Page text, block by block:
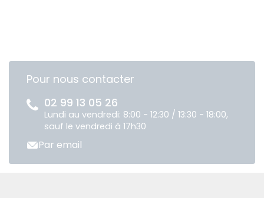
Pour nous contacter
02 99 13 05 26
Lundi au vendredi: 8:00 - 12:30 / 13:30 - 18:00,
sauf le vendredi à 17h30
Par email